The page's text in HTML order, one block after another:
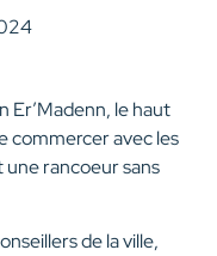
Er’Madenn, le haut
commercer avec les
rancoeur sans
de la ville,